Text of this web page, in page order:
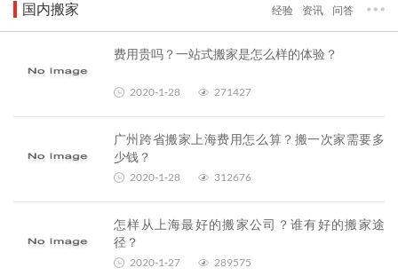
国内搬家 经验 资讯 问答
费用贵吗？一站式搬家是怎么样的体验？
2020-1-28 271427
广州跨省搬家上海费用怎么算？搬一次家需要多
少钱？
2020-1-28 312676
怎样从上海最好的搬家公司？谁有好的搬家途
径？
2020-1-27 289575